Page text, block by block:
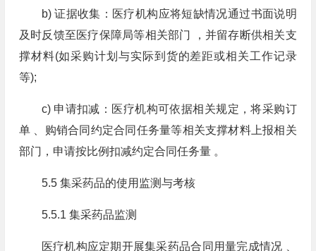
b) 证据收集：医疗机构应将短缺情况通过书面说明
及时反馈至医疗保障局等相关部门 ，并留存断供相关支
撑材料(如采购计划与实际到货的差距或相关工作记录
等);
c) 申请扣减：医疗机构可依据相关规定，将采购订
单 、购销合同约定合同任务量等相关支撑材料上报相关
部门，申请按比例扣减约定合同任务量 。
5.5 集采药品的使用监测与考核
5.5.1 集采药品监测
医疗机构应定期开展集采药品合同用量完成情况 、